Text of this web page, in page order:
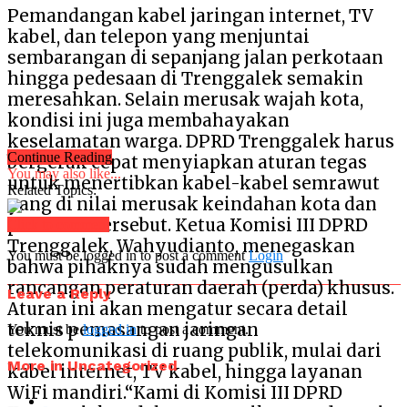
Pemandangan kabel jaringan internet, TV
kabel, dan telepon yang menjuntai
sembarangan di sepanjang jalan perkotaan
hingga pedesaan di Trenggalek semakin
meresahkan. Selain merusak wajah kota,
kondisi ini juga membahayakan
keselamatan warga. DPRD Trenggalek harus
bergerak cepat menyiapkan aturan tegas
untuk menertibkan kabel-kabel semrawut
yang di nilai merusak keindahan kota dan
pedesaan tersebut. Ketua Komisi III DPRD
Trenggalek, Wahyudianto, menegaskan
bahwa pihaknya sudah mengusulkan
rancangan peraturan daerah (perda) khusus.
Aturan ini akan mengatur secara detail
teknis pemasangan jaringan
telekomunikasi di ruang publik, mulai dari
kabel internet, TV kabel, hingga layanan
WiFi mandiri.“Kami di Komisi III DPRD
Continue Reading
You may also like...
Related Topics:
You must be logged in to post a commentLogin
Leave a Reply
You must belogged into post a comment.
More in Uncategorized